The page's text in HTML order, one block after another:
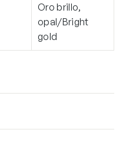
Oro brillo,
opal/Bright
gold